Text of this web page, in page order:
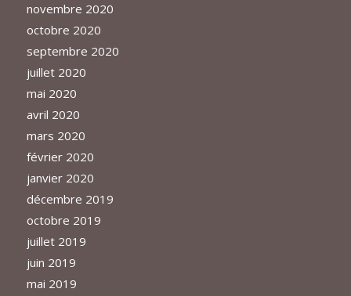
novembre 2020
octobre 2020
septembre 2020
juillet 2020
mai 2020
avril 2020
mars 2020
février 2020
janvier 2020
décembre 2019
octobre 2019
juillet 2019
juin 2019
mai 2019